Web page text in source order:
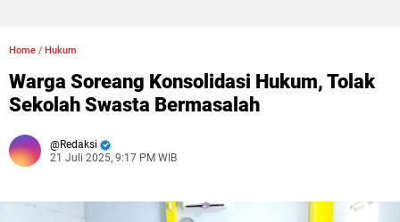
Home / Hukum
Warga Soreang Konsolidasi Hukum, Tolak
Sekolah Swasta Bermasalah
Redaksi
21 Juli 2025, 9:17 PM WIB